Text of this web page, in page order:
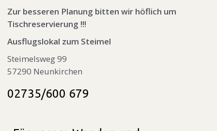
Zur besseren Planung bitten wir höflich um
Tischreservierung !!!
Ausflugslokal zum Steimel
Steimelsweg 99
57290 Neunkirchen
02735/600 679